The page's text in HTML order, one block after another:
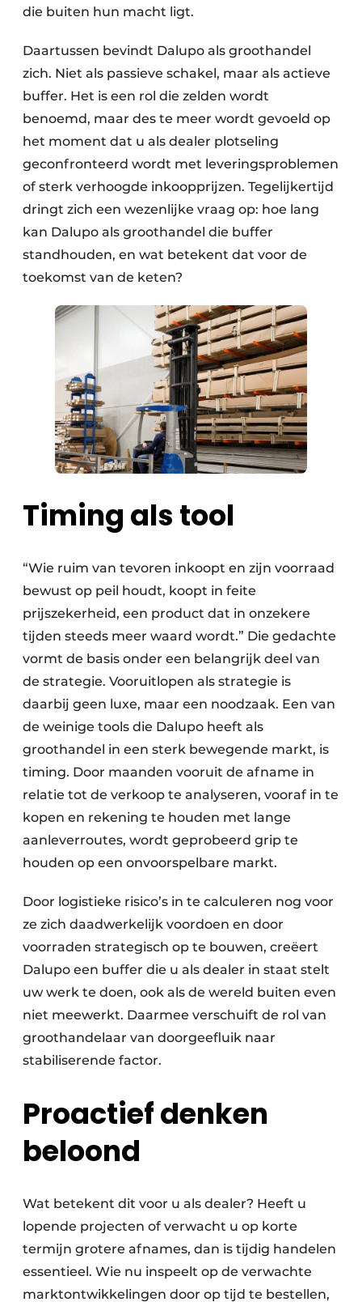
die buiten hun macht ligt.
Daartussen bevindt Dalupo als groothandel
zich. Niet als passieve schakel, maar als actieve
buffer. Het is een rol die zelden wordt
benoemd, maar des te meer wordt gevoeld op
het moment dat u als dealer plotseling
geconfronteerd wordt met leveringsproblemen
of sterk verhoogde inkoopprijzen. Tegelijkertijd
dringt zich een wezenlijke vraag op: hoe lang
kan Dalupo als groothandel die buffer
standhouden, en wat betekent dat voor de
toekomst van de keten?
Timing als tool
“Wie ruim van tevoren inkoopt en zijn voorraad
bewust op peil houdt, koopt in feite
prijszekerheid, een product dat in onzekere
tijden steeds meer waard wordt.” Die gedachte
vormt de basis onder een belangrijk deel van
de strategie. Vooruitlopen als strategie is
daarbij geen luxe, maar een noodzaak. Een van
de weinige tools die Dalupo heeft als
groothandel in een sterk bewegende markt, is
timing. Door maanden vooruit de afname in
relatie tot de verkoop te analyseren, vooraf in te
kopen en rekening te houden met lange
aanleverroutes, wordt geprobeerd grip te
houden op een onvoorspelbare markt.
Door logistieke risico’s in te calculeren nog voor
ze zich daadwerkelijk voordoen en door
voorraden strategisch op te bouwen, creëert
Dalupo een buffer die u als dealer in staat stelt
uw werk te doen, ook als de wereld buiten even
niet meewerkt. Daarmee verschuift de rol van
groothandelaar van doorgeefluik naar
stabiliserende factor.
Proactief denken
beloond
Wat betekent dit voor u als dealer? Heeft u
lopende projecten of verwacht u op korte
termijn grotere afnames, dan is tijdig handelen
essentieel. Wie nu inspeelt op de verwachte
marktontwikkelingen door op tijd te bestellen,